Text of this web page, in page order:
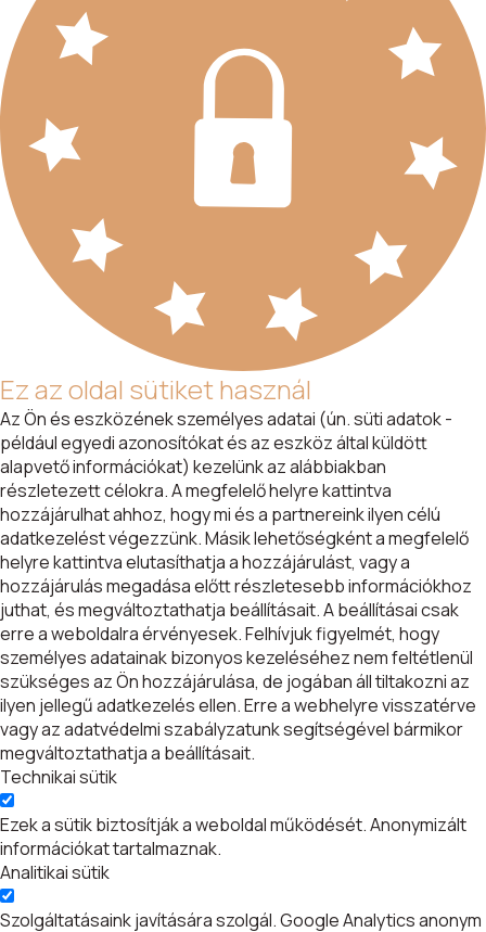
Ez az oldal sütiket használ
Az Ön és eszközének személyes adatai (ún. süti adatok -
például egyedi azonosítókat és az eszköz által küldött
alapvető információkat) kezelünk az alábbiakban
részletezett célokra. A megfelelő helyre kattintva
hozzájárulhat ahhoz, hogy mi és a partnereink ilyen célú
adatkezelést végezzünk. Másik lehetőségként a megfelelő
helyre kattintva elutasíthatja a hozzájárulást, vagy a
hozzájárulás megadása előtt részletesebb információkhoz
juthat, és megváltoztathatja beállításait. A beállításai csak
erre a weboldalra érvényesek. Felhívjuk figyelmét, hogy
személyes adatainak bizonyos kezeléséhez nem feltétlenül
szükséges az Ön hozzájárulása, de jogában áll tiltakozni az
ilyen jellegű adatkezelés ellen. Erre a webhelyre visszatérve
vagy az adatvédelmi szabályzatunk segítségével bármikor
megváltoztathatja a beállításait.
Technikai sütik
Ezek a sütik biztosítják a weboldal működését. Anonymizált
információkat tartalmaznak.
Analitikai sütik
Szolgáltatásaink javítására szolgál. Google Analytics anonym